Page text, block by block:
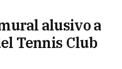
alusivo a
Tennis Club